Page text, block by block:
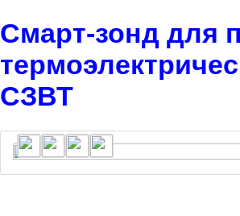
Смарт-зонд для
СЗВТ